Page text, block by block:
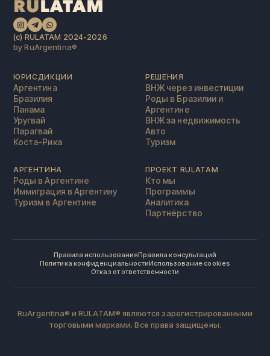
(c) RULATAM 2024-2026
by RuArgentina®️
ЮРИСДИКЦИИ
Аргентина
Бразилия
Панама
Уругвай
Парагвай
Коста-Рика
РЕШЕНИЯ
ВНЖ через инвестиции
Роды в Бразилии и
Аргентине
ВНЖ за недвижимость
Авто
Туризм
АРГЕНТИНА
Роды в Аргентине
Иммиграция в Аргентину
Туризм в Аргентине
ПРОЕКТ RULATAM
Кто мы
Программы
Аналитика
Партнёрство
Правила использованияПравила консультаций
Политика конфиденциальностиИспользование cookies
Отказ от ответственности
RuArgentina® и RULATAM® являются зарегистрированными
торговыми марками. Все права защищены.